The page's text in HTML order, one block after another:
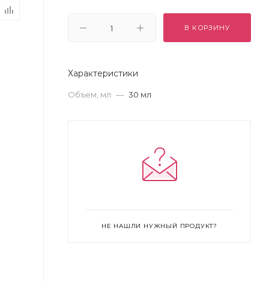
В КОРЗИНУ
Характеристики
Объем, мл — 30 мл
НЕ НАШЛИ НУЖНЫЙ ПРОДУКТ?